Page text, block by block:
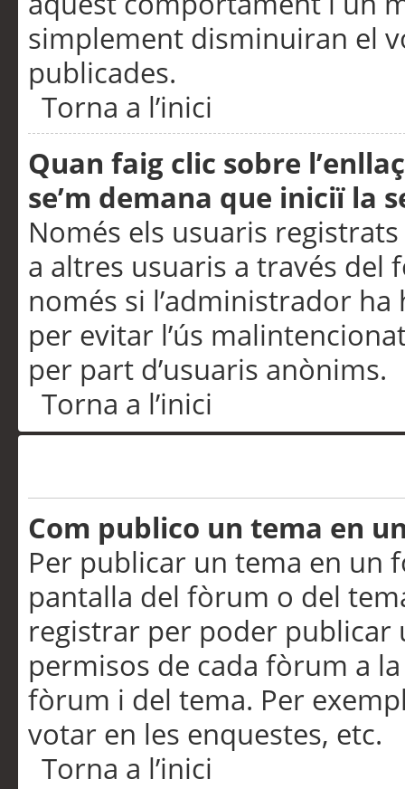
simplement disminuiran el
publicades.
Torna a l’inici
Quan faig clic sobre
se’m demana que iniciï la
Només els usuaris
a altres usuaris a través
només si l’administrador
per evitar l’ús
per part d’usuaris anònims.
Torna a l’inici
Com publico un tema en
Per publicar un tema en un
pantalla del fòrum o del
registrar per poder publicar
permisos de cada fòrum a
fòrum i del tema. Per
votar en les enquestes, etc.
Torna a l’inici